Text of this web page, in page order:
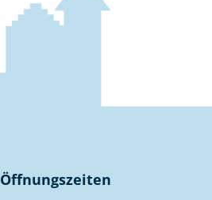
Öffnungszeiten